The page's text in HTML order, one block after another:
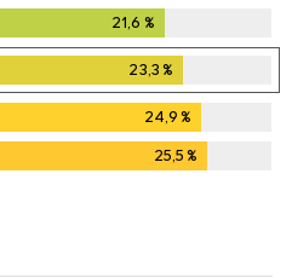
21,6 %
23,3%
24,9%
25,5%